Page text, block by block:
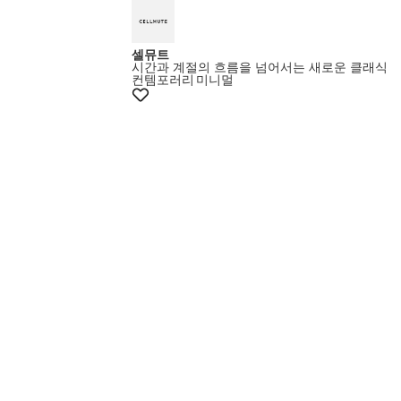
셀뮤트
시간과 계절의 흐름을 넘어서는 새로운 클래식
컨템포러리 미니멀